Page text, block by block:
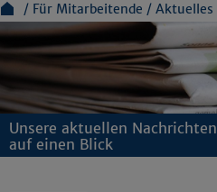
Für Mitarbeitende Aktuelles
Unsere aktuellen Nachrichten
auf einen Blick